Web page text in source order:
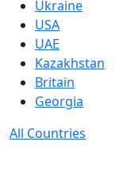
Ukraine
USA
UAE
Kazakhstan
Britain
Georgia
All Countries